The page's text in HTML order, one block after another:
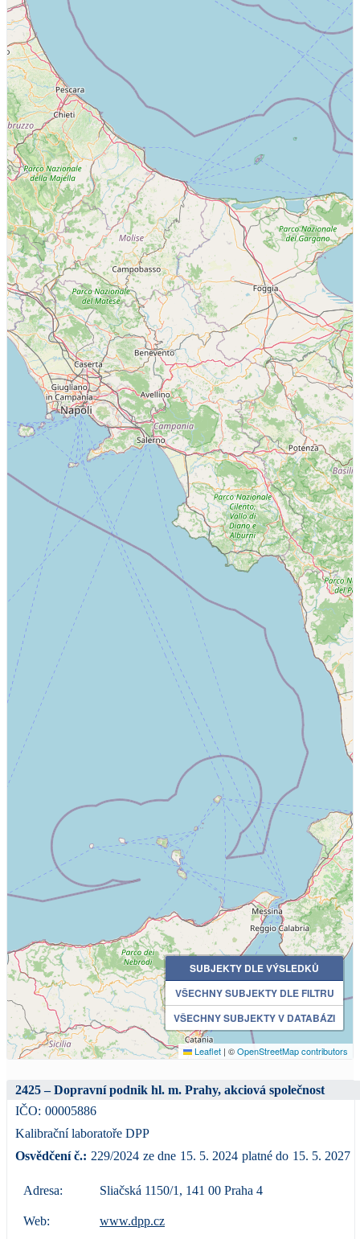
SUBJEKTY DLE VÝSLEDKŮ
VŠECHNY SUBJEKTY DLE FILTRU
VŠECHNY SUBJEKTY V DATABÁZI
Leaflet | ©OpenStreetMap contributors
2425 – Dopravní podnik hl. m. Prahy, akciová společnost
IČO: 00005886
Kalibrační laboratoře DPP
Osvědčení č.: 229/2024 ze dne 15. 5. 2024 platné do 15. 5. 2027
Adresa: Sliačská 1150/1, 141 00 Praha 4
Web: www.dpp.cz